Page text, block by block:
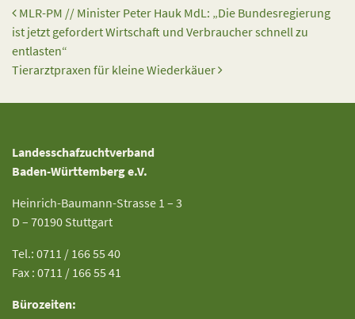
Beitrags-Navigation
MLR-PM // Minister Peter Hauk MdL: „Die Bundesregierung
ist jetzt gefordert Wirtschaft und Verbraucher schnell zu
entlasten“
Tierarztpraxen für kleine Wiederkäuer
Landesschafzuchtverband
Baden-Württemberg e.V.
Heinrich-Baumann-Strasse 1 – 3
D – 70190 Stuttgart
Tel.: 0711 / 166 55 40
Fax : 0711 / 166 55 41
Bürozeiten: